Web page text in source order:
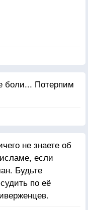
боли... Потерпим
не знаете об
если
Будьте
по её